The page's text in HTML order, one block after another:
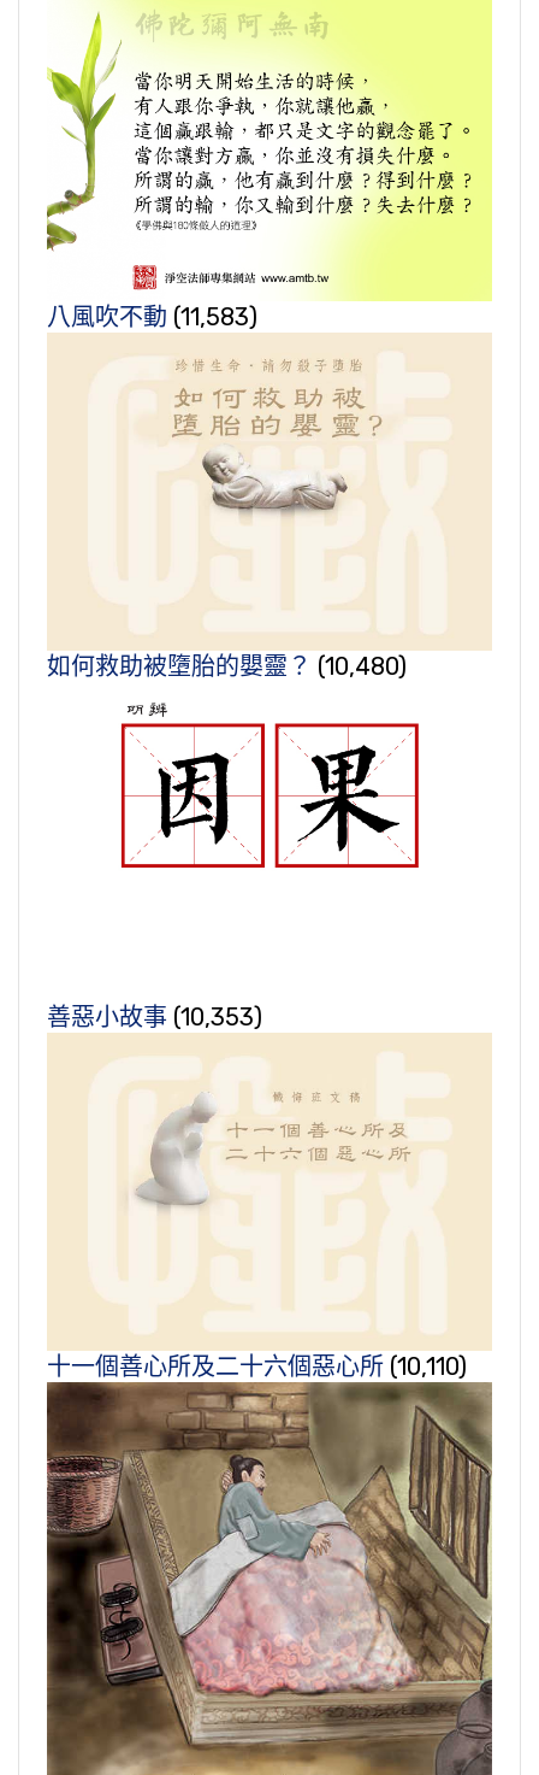
八風吹不動 (11,583)
如何救助被墮胎的嬰靈？ (10,480)
善惡小故事 (10,353)
十一個善心所及二十六個惡心所 (10,110)